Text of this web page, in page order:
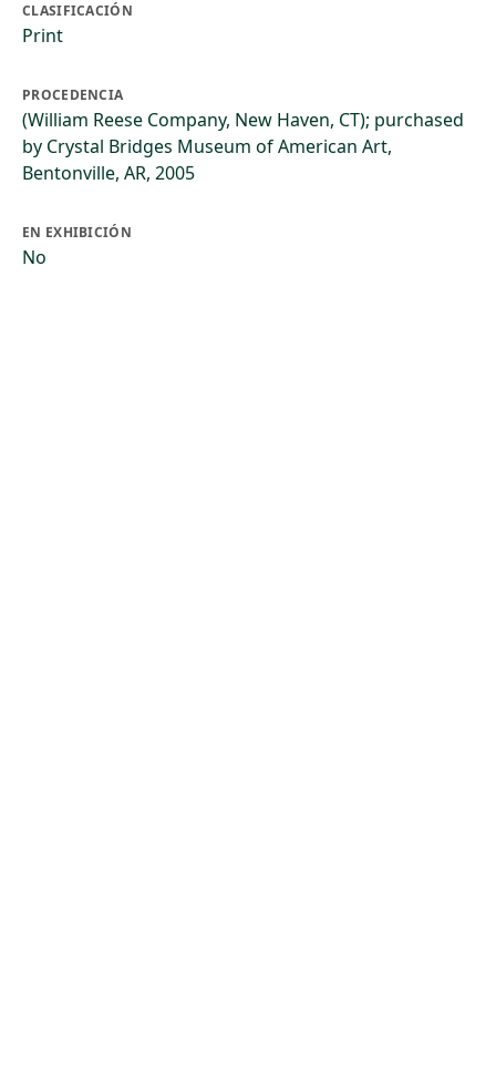
CLASIFICACIÓN
Print
PROCEDENCIA
(William Reese Company, New Haven, CT); purchased
by Crystal Bridges Museum of American Art,
Bentonville, AR, 2005
EN EXHIBICIÓN
No